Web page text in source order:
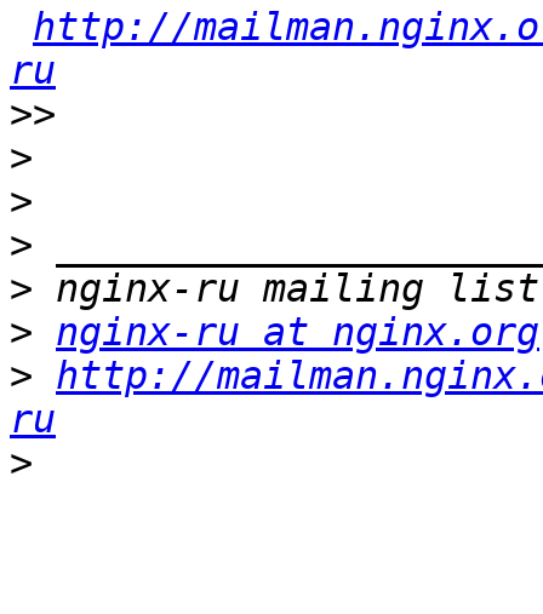
http://
ru
>>
>
>
>
>
> nginx-ru at nginx.org
> http://
ru
>